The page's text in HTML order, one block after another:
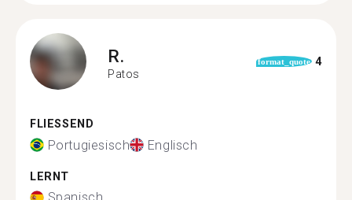
R.
Patos
format_quote 4
FLIESSEND
Portugiesisch Englisch
LERNT